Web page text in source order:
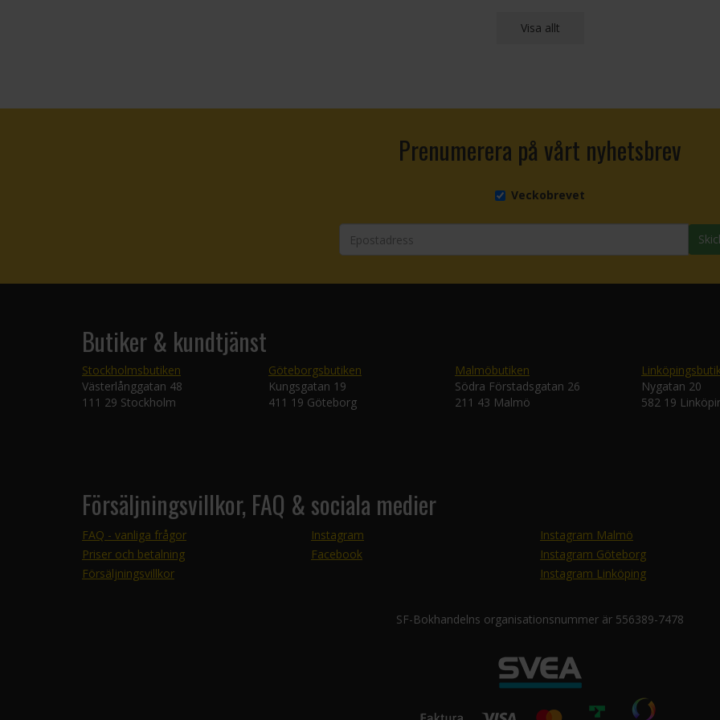
Visa allt
Prenumerera på vårt nyhetsbrev
Veckobrevet
Butiker & kundtjänst
Stockholmsbutiken
Västerlånggatan 48
111 29 Stockholm
Göteborgsbutiken
Kungsgatan 19
411 19 Göteborg
Malmöbutiken
Södra Förstadsgatan 26
211 43 Malmö
Nygatan 20
582 19
Försäljningsvillkor, FAQ & sociala medier
FAQ - vanliga frågor
Priser och betalning
Försäljningsvillkor
Instagram
Facebook
Instagram Malmö
Instagram Göteborg
Instagram Linköping
SF-Bokhandelns organisationsnummer är 556389-7478